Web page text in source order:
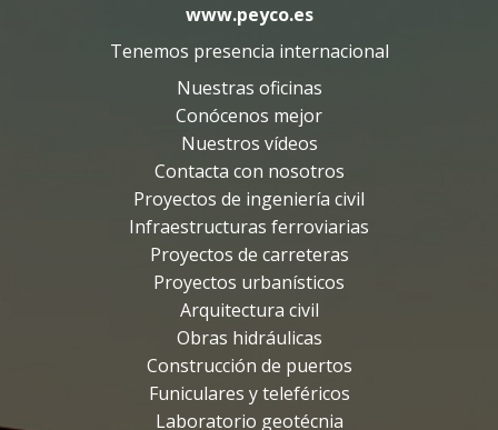
www.peyco.es
Tenemos presencia internacional
Nuestras oficinas
Conócenos mejor
Nuestros vídeos
Contacta con nosotros
Proyectos de ingeniería civil
Infraestructuras ferroviarias
Proyectos de carreteras
Proyectos urbanísticos
Arquitectura civil
Obras hidráulicas
Construcción de puertos
Funiculares y teleféricos
Laboratorio geotécnia